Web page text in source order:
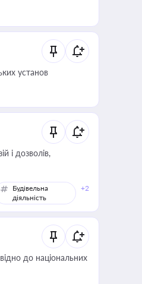
установ
і дозволів,
Будівельна
діяльність
+2
до національних